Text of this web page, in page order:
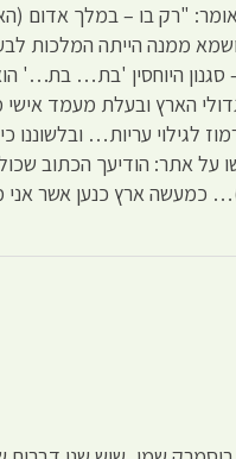
"רק בו – במלך אדום
ושמא ממנה הייתה המלכות
היוחסין 'בת… בת…'
הארץ ובעלת מעמד
עריות… ובלשוננו
על אתר: הודיעך הכתוב
כמעשה ארץ כנען אשר